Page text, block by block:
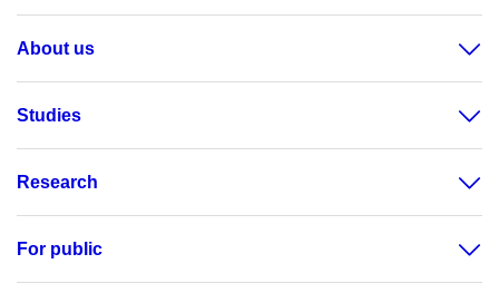
About us
Studies
Research
For public